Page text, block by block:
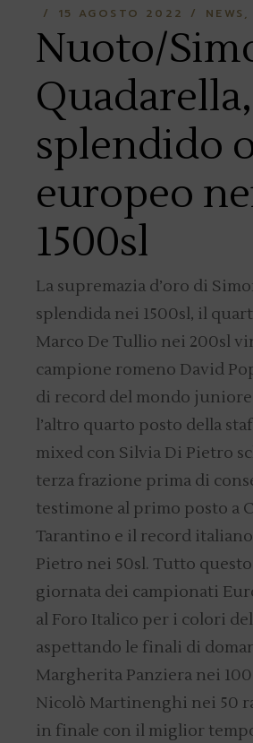
15 AGOSTO 2022 NEWS
Nuoto/
Quadarella,
splendido
europeo
1500sl
La supremazia d’oro di
splendida nei 1500sl, il
Marco De Tullio nei 200sl
campione romeno David
di record del mondo juniores
l’altro quarto posto della
mixed con Silvia Di Pietro
terza frazione prima di
testimone al primo posto a
Tarantino e il record
Pietro nei 50sl. Tutto
giornata dei campionati
al Foro Italico per i colori
aspettando le finali di
Margherita Panziera nei
Nicolò Martinenghi nei 50
in finale con il miglior tempo